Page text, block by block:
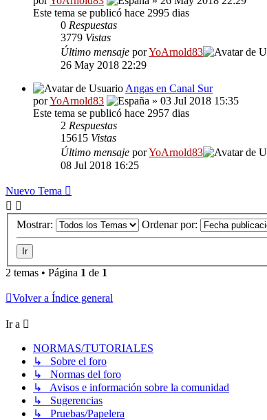
Este tema se publicó hace 2995 dias
0 Respuestas
3779 Vistas
Último mensaje porYoArnold83
26 May 2018 22:29
Angas en Canal Sur
porYoArnold83
» 03 Jul 2018 15:35
Este tema se publicó hace 2957 dias
2 Respuestas
15615 Vistas
Último mensaje porYoArnold83
08 Jul 2018 16:25
Nuevo Tema
Mostrar: Ordenar por:
2 temas • Página 1 de 1
Volver a Índice general
Ir a
NORMAS/TUTORIALES
↳ Sobre el foro
↳ Normas del foro
↳ Avisos e información sobre la comunidad
↳ Sugerencias
↳ Pruebas/Papelera